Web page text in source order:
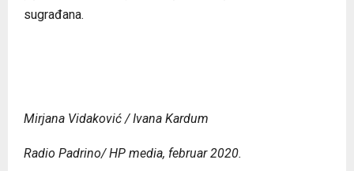
sugrađana.
Mirjana Vidaković / Ivana Kardum
Radio Padrino/ HP media, februar 2020.